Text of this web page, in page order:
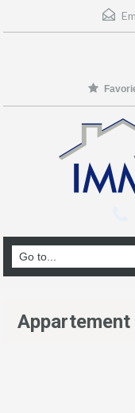
Appartement